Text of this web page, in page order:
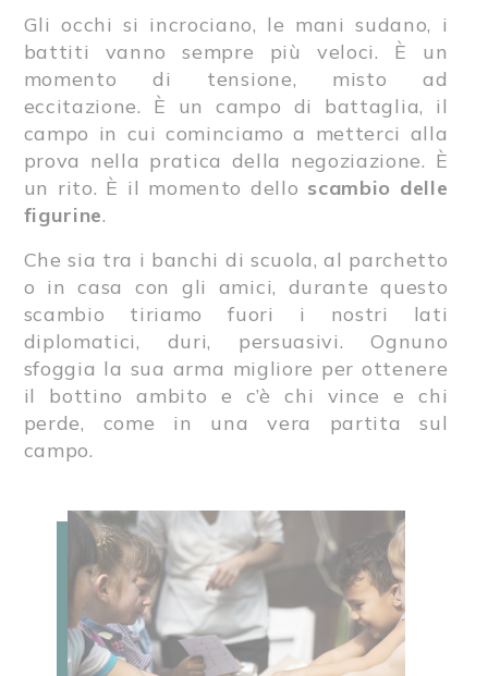
Gli occhi si incrociano, le mani sudano, i
battiti vanno sempre più veloci. È un
momento di tensione, misto ad
eccitazione. È un campo di battaglia, il
campo in cui cominciamo a metterci alla
prova nella pratica della negoziazione. È
un rito. È il momento dello scambio delle
figurine.
Che sia tra i banchi di scuola, al parchetto
o in casa con gli amici, durante questo
scambio tiriamo fuori i nostri lati
diplomatici, duri, persuasivi. Ognuno
sfoggia la sua arma migliore per ottenere
il bottino ambito e c’è chi vince e chi
perde, come in una vera partita sul
campo.